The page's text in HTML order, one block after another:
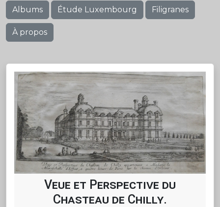
Albums Étude Luxembourg Filigranes
À propos
Veue et Perspective du
Chasteau de Chilly.